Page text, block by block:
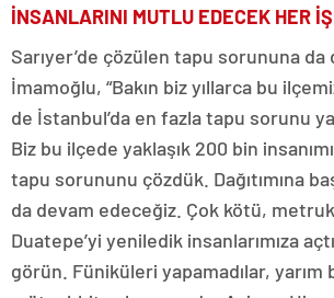
İNSANLARINI MUTLU EDECEK HER
Sarıyer’de çözülen tapu sorununa da
İmamoğlu, “Bakın biz yıllarca bu
de İstanbul’da en fazla tapu sorunu
Biz bu ilçede yaklaşık 200 bin
tapu sorununu çözdük. Dağıtımına
da devam edeceğiz. Çok kötü,
Duatepe’yi yeniledik insanlarımıza
görün. Füniküleri yapamadılar, yarım